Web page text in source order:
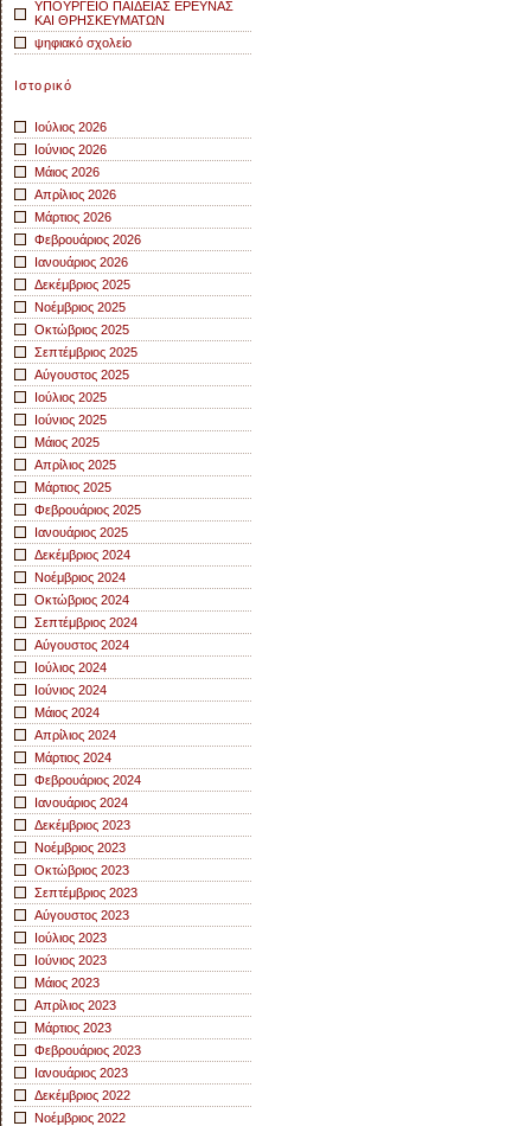
ΥΠΟΥΡΓΕΙΟ ΠΑΙΔΕΙΑΣ ΕΡΕΥΝΑΣ
ΚΑΙ ΘΡΗΣΚΕΥΜΑΤΩΝ
ψηφιακό σχολείο
Ιστορικό
Ιούλιος 2026
Ιούνιος 2026
Μάιος 2026
Απρίλιος 2026
Μάρτιος 2026
Φεβρουάριος 2026
Ιανουάριος 2026
Δεκέμβριος 2025
Νοέμβριος 2025
Οκτώβριος 2025
Σεπτέμβριος 2025
Αύγουστος 2025
Ιούλιος 2025
Ιούνιος 2025
Μάιος 2025
Απρίλιος 2025
Μάρτιος 2025
Φεβρουάριος 2025
Ιανουάριος 2025
Δεκέμβριος 2024
Νοέμβριος 2024
Οκτώβριος 2024
Σεπτέμβριος 2024
Αύγουστος 2024
Ιούλιος 2024
Ιούνιος 2024
Μάιος 2024
Απρίλιος 2024
Μάρτιος 2024
Φεβρουάριος 2024
Ιανουάριος 2024
Δεκέμβριος 2023
Νοέμβριος 2023
Οκτώβριος 2023
Σεπτέμβριος 2023
Αύγουστος 2023
Ιούλιος 2023
Ιούνιος 2023
Μάιος 2023
Απρίλιος 2023
Μάρτιος 2023
Φεβρουάριος 2023
Ιανουάριος 2023
Δεκέμβριος 2022
Νοέμβριος 2022